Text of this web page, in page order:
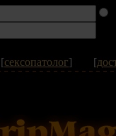
[сексопатолог] [